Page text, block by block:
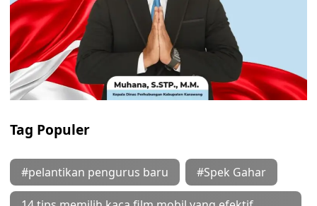
Tag Populer
#pelantikan pengurus baru #Spek Gahar